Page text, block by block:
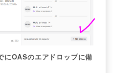
にOASのエアドロップに備